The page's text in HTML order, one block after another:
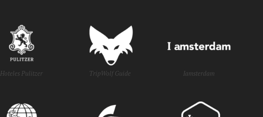
Hoteles Pulitzer TripWolf Guide Iamsterdam